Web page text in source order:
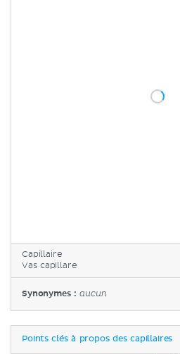
Capillaire
Vas capillare
Synonymes :aucun
Points clés à propos des capillaires